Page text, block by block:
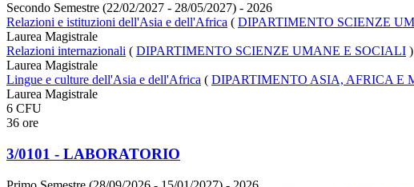
Secondo Semestre (22/02/2027 - 28/05/2027) - 2026
Relazioni e istituzioni dell'Asia e dell'Africa ( DIPARTIMENTO SCIENZE
Laurea Magistrale
Relazioni internazionali ( DIPARTIMENTO SCIENZE UMANE E SOCIALI )
Laurea Magistrale
Lingue e culture dell'Asia e dell'Africa ( DIPARTIMENTO ASIA, AFRICA E
Laurea Magistrale
6 CFU
36 ore
3/0101 - LABORATORIO